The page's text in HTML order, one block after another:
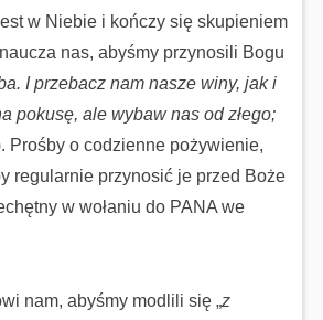
w Niebie i kończy się skupieniem
nas, abyśmy przynosili Bogu
I przebacz nam nasze winy, jak i
pokusę, ale wybaw nas od złego;
Prośby o codzienne pożywienie,
regularnie przynosić je przed Boże
w wołaniu do PANA we
nam, abyśmy modlili się „z